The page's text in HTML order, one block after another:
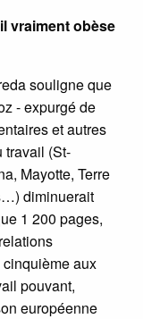
vraiment obèse
souligne que
- expurgé de
et autres
travail (St-
Mayotte, Terre
diminuerait
1 200 pages,
aux
pouvant,
européenne